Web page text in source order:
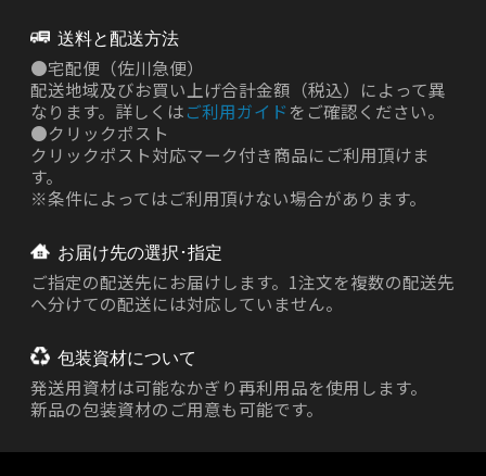
送料と配送方法
●宅配便（佐川急便）
配送地域及びお買い上げ合計金額（税込）によって異
なります。詳しくはご利用ガイド をご確認ください。
●クリックポスト
クリックポスト対応マーク付き商品にご利用頂けま
す。
※条件によってはご利用頂けない場合があります。
お届け先の選択･指定
ご指定の配送先にお届けします。1注文を複数の配送先
へ分けての配送には対応していません。
包装資材について
発送用資材は可能なかぎり再利用品を使用します。
新品の包装資材のご用意も可能です。